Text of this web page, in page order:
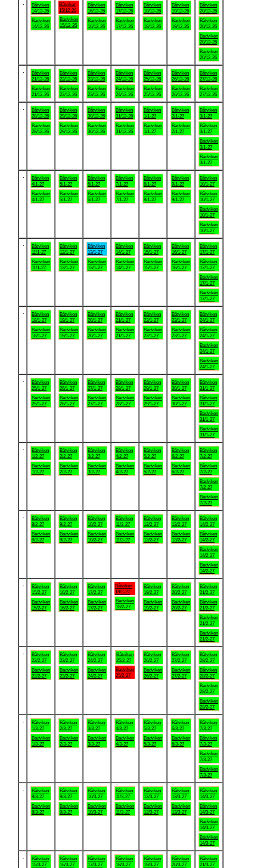
Båtviken
14/12-26
Badviken
14/12-26
Båtviken
15/12-26
Badviken
15/12-26
Båtviken
16/12-26
Badviken
16/12-26
Båtviken
17/12-26
Badviken
17/12-26
Båtviken
18/12-26
Badviken
18/12-26
Båtviken
19/12-26
Badviken
19/12-26
Båtviken
20/12-26
Båtviken
20/12-26
Badviken
20/12-26
Badviken
20/12-26
Båtviken
21/12-26
Badviken
21/12-26
Båtviken
22/12-26
Badviken
22/12-26
Båtviken
23/12-26
Badviken
23/12-26
Båtviken
24/12-26
Badviken
24/12-26
Båtviken
25/12-26
Badviken
25/12-26
Båtviken
26/12-26
Badviken
26/12-26
Båtviken
27/12-26
Badviken
27/12-26
Båtviken
28/12-26
Badviken
28/12-26
Båtviken
29/12-26
Badviken
29/12-26
Båtviken
30/12-26
Badviken
30/12-26
Båtviken
31/12-26
Badviken
31/12-26
Båtviken
1/1-27
Badviken
1/1-27
Båtviken
2/1-27
Badviken
2/1-27
Båtviken
3/1-27
Båtviken
3/1-27
Badviken
3/1-27
Badviken
3/1-27
Båtviken
4/1-27
Badviken
4/1-27
Båtviken
5/1-27
Badviken
5/1-27
Båtviken
6/1-27
Badviken
6/1-27
Båtviken
7/1-27
Badviken
7/1-27
Båtviken
8/1-27
Badviken
8/1-27
Båtviken
9/1-27
Badviken
9/1-27
Båtviken
10/1-27
Båtviken
10/1-27
Badviken
10/1-27
Badviken
10/1-27
Båtviken
11/1-27
Badviken
11/1-27
Båtviken
12/1-27
Badviken
12/1-27
Båtviken
13/1-27
Badviken
13/1-27
Båtviken
14/1-27
Badviken
14/1-27
Båtviken
15/1-27
Badviken
15/1-27
Båtviken
16/1-27
Badviken
16/1-27
Båtviken
17/1-27
Båtviken
17/1-27
Badviken
17/1-27
Badviken
17/1-27
Båtviken
18/1-27
Badviken
18/1-27
Båtviken
19/1-27
Badviken
19/1-27
Båtviken
20/1-27
Badviken
20/1-27
Båtviken
21/1-27
Badviken
21/1-27
Båtviken
22/1-27
Badviken
22/1-27
Båtviken
23/1-27
Badviken
23/1-27
Båtviken
24/1-27
Båtviken
24/1-27
Badviken
24/1-27
Badviken
24/1-27
Båtviken
25/1-27
Badviken
25/1-27
Båtviken
26/1-27
Badviken
26/1-27
Båtviken
27/1-27
Badviken
27/1-27
Båtviken
28/1-27
Badviken
28/1-27
Båtviken
29/1-27
Badviken
29/1-27
Båtviken
30/1-27
Badviken
30/1-27
Båtviken
31/1-27
Båtviken
31/1-27
Badviken
31/1-27
Badviken
31/1-27
Båtviken
1/2-27
Badviken
1/2-27
Båtviken
2/2-27
Badviken
2/2-27
Båtviken
3/2-27
Badviken
3/2-27
Båtviken
4/2-27
Badviken
4/2-27
Båtviken
5/2-27
Badviken
5/2-27
Båtviken
6/2-27
Badviken
6/2-27
Båtviken
7/2-27
Båtviken
7/2-27
Badviken
7/2-27
Badviken
7/2-27
Båtviken
8/2-27
Badviken
8/2-27
Båtviken
9/2-27
Badviken
9/2-27
Båtviken
10/2-27
Badviken
10/2-27
Båtviken
11/2-27
Badviken
11/2-27
Båtviken
12/2-27
Badviken
12/2-27
Båtviken
13/2-27
Badviken
13/2-27
Båtviken
14/2-27
Båtviken
14/2-27
Badviken
14/2-27
Badviken
14/2-27
Båtviken
15/2-27
Badviken
15/2-27
Båtviken
16/2-27
Badviken
16/2-27
Båtviken
17/2-27
Badviken
17/2-27
Båtviken
18/2-27
Badviken
18/2-27
Båtviken
19/2-27
Badviken
19/2-27
Båtviken
20/2-27
Badviken
20/2-27
Båtviken
21/2-27
Båtviken
21/2-27
Badviken
21/2-27
Badviken
21/2-27
Båtviken
22/2-27
Badviken
22/2-27
Båtviken
23/2-27
Badviken
23/2-27
Båtviken
24/2-27
Badviken
24/2-27
Båtviken
25/2-27
Badviken
25/2-27
Båtviken
26/2-27
Badviken
26/2-27
Båtviken
27/2-27
Badviken
27/2-27
Båtviken
28/2-27
Båtviken
28/2-27
Badviken
28/2-27
Badviken
28/2-27
Båtviken
1/3-27
Badviken
1/3-27
Båtviken
2/3-27
Badviken
2/3-27
Båtviken
3/3-27
Badviken
3/3-27
Båtviken
4/3-27
Badviken
4/3-27
Båtviken
5/3-27
Badviken
5/3-27
Båtviken
6/3-27
Badviken
6/3-27
Båtviken
7/3-27
Båtviken
7/3-27
Badviken
7/3-27
Badviken
7/3-27
Båtviken
8/3-27
Badviken
8/3-27
Båtviken
9/3-27
Badviken
9/3-27
Båtviken
10/3-27
Badviken
10/3-27
Båtviken
11/3-27
Badviken
11/3-27
Båtviken
12/3-27
Badviken
12/3-27
Båtviken
13/3-27
Badviken
13/3-27
Båtviken
14/3-27
Båtviken
14/3-27
Badviken
14/3-27
Badviken
14/3-27
Båtviken
15/3-27
Båtviken
16/3-27
Båtviken
17/3-27
Båtviken
18/3-27
Båtviken
19/3-27
Båtviken
20/3-27
Båtviken
21/3-27